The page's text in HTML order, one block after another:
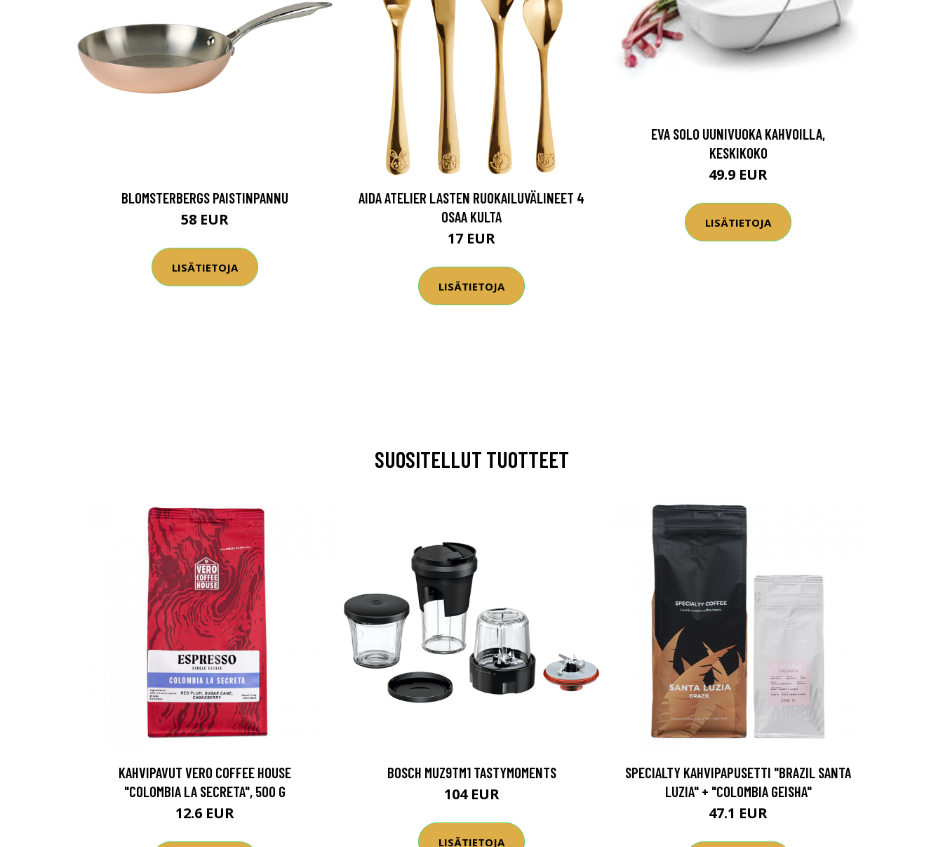
BLOMSTERBERGS PAISTINPANNU
58 EUR
LISÄTIETOJA
AIDA ATELIER LASTEN RUOKAILUVÄLINEET 4
OSAA KULTA
17 EUR
LISÄTIETOJA
EVA SOLO UUNIVUOKA KAHVOILLA,
KESKIKOKO
49.9 EUR
LISÄTIETOJA
SUOSITELLUT TUOTTEET
KAHVIPAVUT VERO COFFEE HOUSE
"COLOMBIA LA SECRETA", 500 G
12.6 EUR
BOSCH MUZ9TM1 TASTYMOMENTS
104 EUR
LISÄTIETOJA
SPECIALTY KAHVIPAPUSETTI "BRAZIL SANTA
LUZIA" + "COLOMBIA GEISHA"
47.1 EUR